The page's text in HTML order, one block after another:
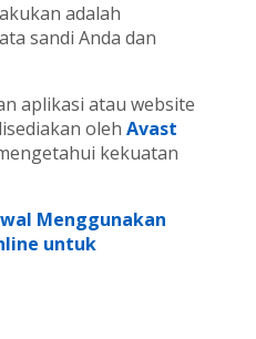
adalah
sandi Anda dan
aplikasi atau website
oleh Avast
kekuatan
Menggunakan
untuk